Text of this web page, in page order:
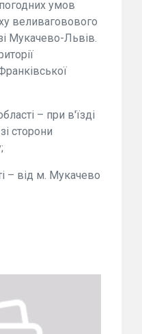
умов
веливаговового
Мукачево-Львів.
– при в'їзді
сторони
– від м. Мукачево